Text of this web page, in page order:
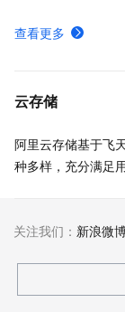
HDFS使用限制及性
查看更多
云存储
阿里云存储基于飞
种多样，充分满足
关注我们： 新浪微